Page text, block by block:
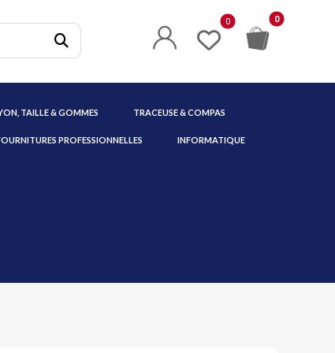
TAILLE & GOMMES TRACEUSE & COMPAS
PROFESSIONNELLES INFORMATIQUE